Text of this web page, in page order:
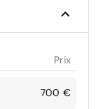
Prix
700 €